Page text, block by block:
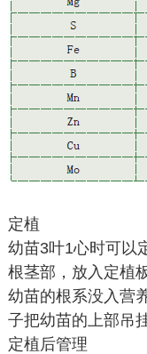
定植
幼苗3叶1心时可以
根茎部，放入定植
幼苗的根系没入营
子把幼苗的上部吊
定植后管理